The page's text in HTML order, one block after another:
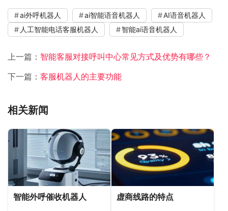
ai外呼机器人 ai智能语音机器人
AI语音机器人
人工智能电话客服机器人
智能ai语音机器人
上一篇： 智能客服对接呼叫中心常见方式及优势有哪些？
下一篇： 客服机器人的主要功能
相关新闻
智能外呼催收机器人 虚商线路的特点